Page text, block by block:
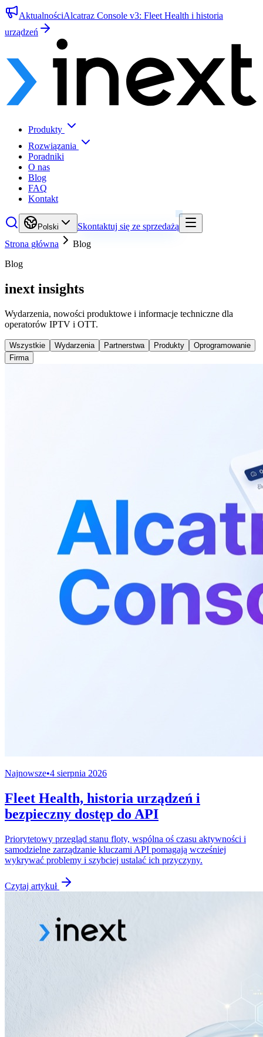
AktualnościAlcatraz Console v3: Fleet Health i historia
urządzeń
Produkty
Rozwiązania
Poradniki
O nas
Blog
FAQ
Kontakt
Polski
Skontaktuj się ze sprzedażą
Strona główna
Blog
Blog
inext insights
Wydarzenia, nowości produktowe i informacje techniczne dla
operatorów IPTV i OTT.
Wszystkie Wydarzenia Partnerstwa Produkty
Oprogramowanie
Firma
Najnowsze•4 sierpnia 2026
Fleet Health, historia urządzeń i
bezpieczny dostęp do API
Priorytetowy przegląd stanu floty, wspólna oś czasu aktywności i
samodzielne zarządzanie kluczami API pomagają wcześniej
wykrywać problemy i szybciej ustalać ich przyczyny.
Czytaj artykuł